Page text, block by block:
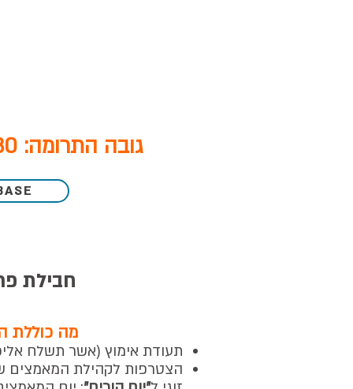
גובה התרומה: 30 ש"ח בחודש
חבילת
מה כוללת
תעודת אימוץ (אשר תשלח
הצטרפות לקהילת המאמצים